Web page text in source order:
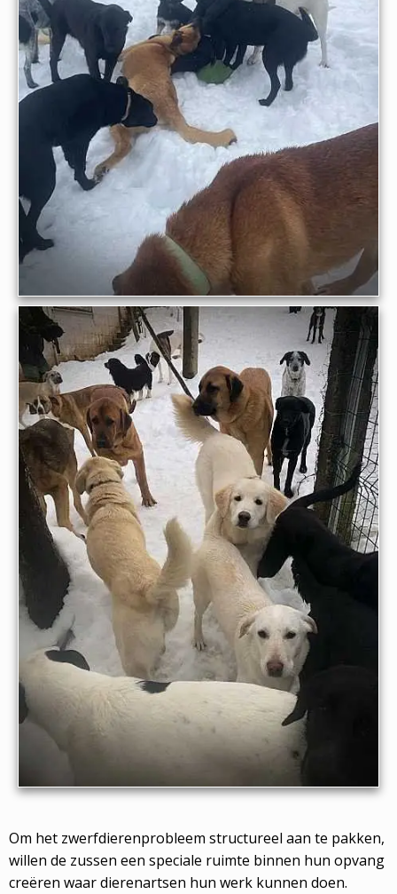
Om het zwerfdierenprobleem structureel aan te pakken,
willen de zussen een speciale ruimte binnen hun opvang
creëren waar dierenartsen hun werk kunnen doen.